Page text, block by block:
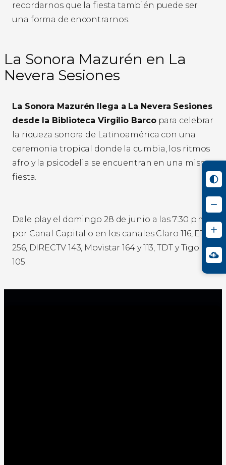
recordarnos que la fiesta también puede ser
una forma de encontrarnos.
La Sonora Mazurén en La
Nevera Sesiones
La Sonora Mazurén llega a La Nevera Sesiones
desde la Biblioteca Virgilio Barcopara celebrar
la riqueza sonora de Latinoamérica con una
ceremonia tropical donde la cumbia, los ritmos
afro y la psicodelia se encuentran en una misma
fiesta.
Dale play el domingo 28 de junio a las 7:30 p.m.
por Canal Capital o en los canales Claro 116, ETB
256, DIRECTV 143, Movistar 164 y 113, TDT y Tigo
105.